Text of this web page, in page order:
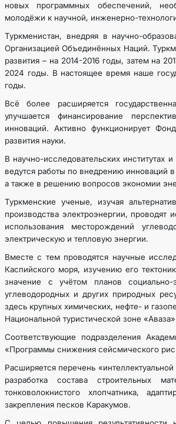
новых программных обеспечений,
молодёжи к научной, инженерно-
Туркменистан, внедряя в научно-
Организацией Объединённых Наций.
развития – на 2014-2016 годы, затем на
2024 годы. В настоящее время наше
годы.
Всё более расширяется
улучшается финансирование
инноваций. Активно функционирует
развития науки.
В научно-исследовательских
ведутся работы по внедрению инноваций
а также в решению вопросов экономии
Туркменские ученые, изучая
производства электроэнергии, проводят
использования месторождений
электрическую и тепловую энергии.
Вместе с тем проводятся научные
Каспийского моря, изучению его
значение с учётом планов социально-
углеводородных и других природных
здесь крупных химических, нефте- и
Национальной туристической зоне
Соответствующие подразделения
«Программы снижения сейсмического
Расширяется перечень
разработка состава строительных
тонковолокнистого хлопчатника,
закрепления песков Каракумов.